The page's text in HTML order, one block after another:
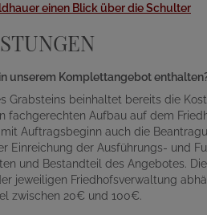
einen Blick über die Schulter
unserem Komplettangebot
Grabsteins beinhaltet bereits die
fachgerechten Aufbau auf dem
Auftragsbeginn auch die
Einreichung der Ausführungs- und
und Bestandteil des Angebotes.
jeweiligen Friedhofsverwaltung
zwischen 20€ und 100€.